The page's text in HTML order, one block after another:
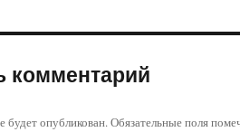
комментарий
будет опубликован.Обязательные поля